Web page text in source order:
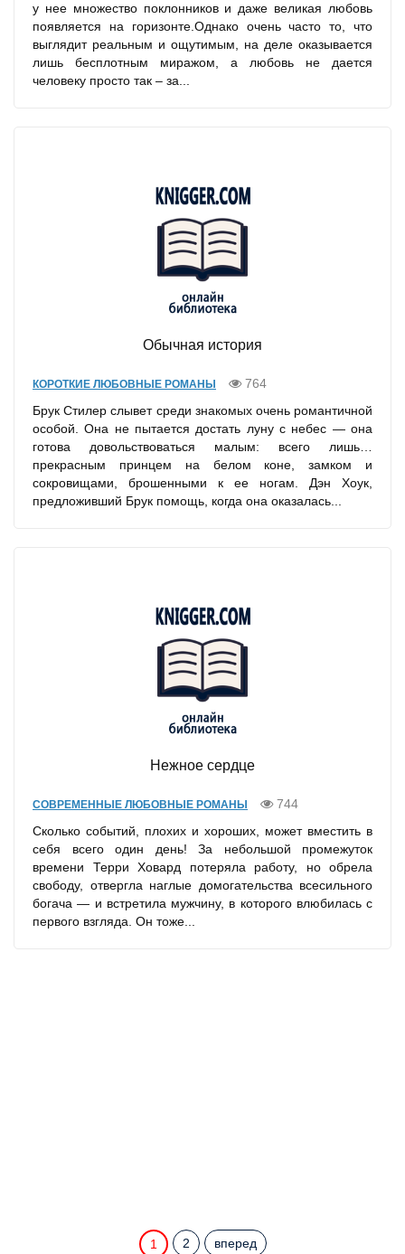
у нее множество поклонников и даже великая любовь
появляется на горизонте.Однако очень часто то, что
выглядит реальным и ощутимым, на деле оказывается
лишь бесплотным миражом, а любовь не дается
человеку просто так – за...
Обычная история
КОРОТКИЕ ЛЮБОВНЫЕ РОМАНЫ
764
Брук Стилер слывет среди знакомых очень романтичной
особой. Она не пытается достать луну с небес — она
готова довольствоваться малым: всего лишь…
прекрасным принцем на белом коне, замком и
сокровищами, брошенными к ее ногам. Дэн Хоук,
предложивший Брук помощь, когда она оказалась...
Нежное сердце
СОВРЕМЕННЫЕ ЛЮБОВНЫЕ РОМАНЫ
744
Сколько событий, плохих и хороших, может вместить в
себя всего один день! За небольшой промежуток
времени Терри Ховард потеряла работу, но обрела
свободу, отвергла наглые домогательства всесильного
богача — и встретила мужчину, в которого влюбилась с
первого взгляда. Он тоже...
1 2 вперед